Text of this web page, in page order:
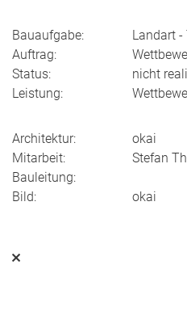
Bauaufgabe:
Auftrag:
Status:
Leistung:
Landart
nicht
Architektur:
Mitarbeit:
Bauleitung:
Bild:
okai
Stefan
okai